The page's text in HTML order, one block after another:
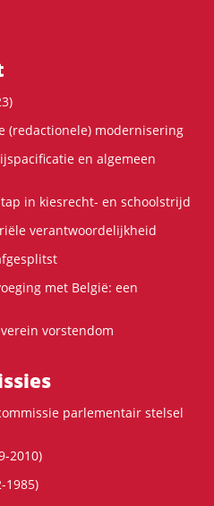
(redactionele) modernisering
en algemeen
in kiesrecht- en schoolstrijd
verantwoordelijkheid
met België: een
vorstendom
parlementair stelsel
2010)
1985)